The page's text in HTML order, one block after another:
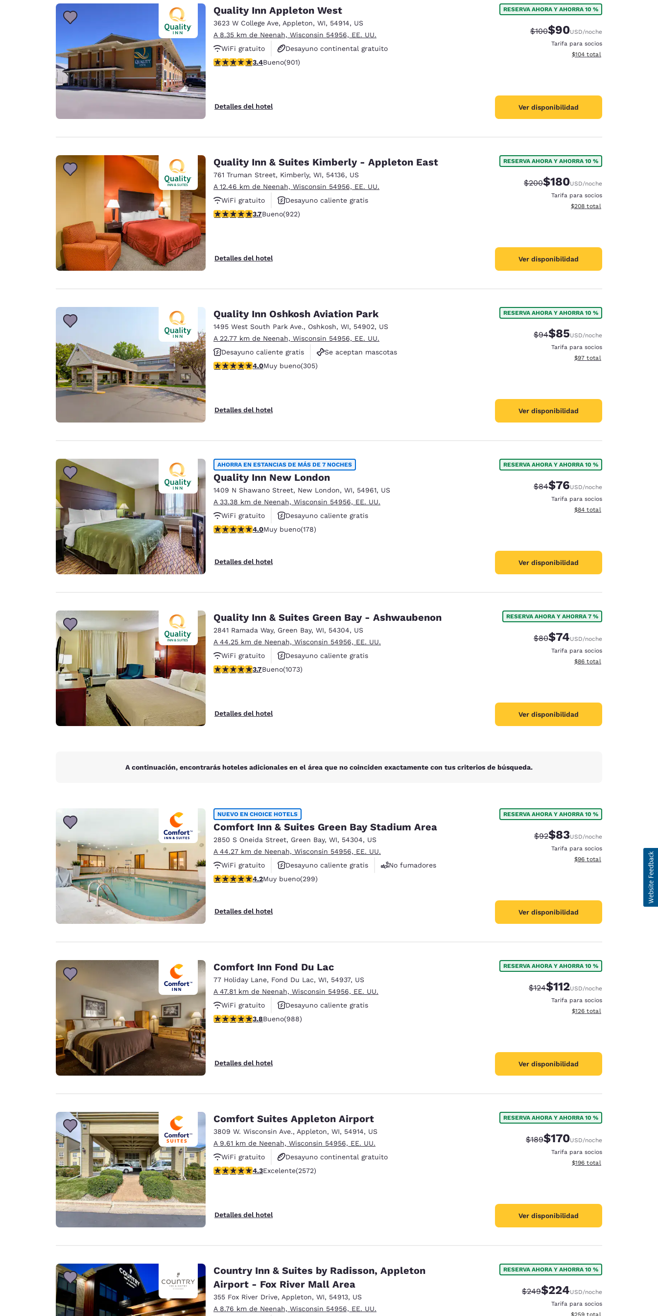
Español
Europa
Deutschland Germany
Spain
English
English
Asia-Pacífico
Australia
English
India
Quality Inn Appleton West
3623 W College Ave, Appleton, WI, 54914, US
A 8.35 km de Neenah, Wisconsin 54956, EE. UU.
WiFi gratuito
Desayuno continental gratuito
Se aceptan mascotas
calificación de 3.41 estrellas. Bueno. 901 reseñas
3.4Bueno(901)
Detalles del hotel
RESERVA AHORA Y AHORRA 10 %
Precio tachado:
$100Precio con descuento:
$90USD/noche
Tarifa para socios
Ver detalles del total
$104 total
Ver disponibilidad
Quality Inn & Suites Kimberly - Appleton East
761 Truman Street, Kimberly, WI, 54136, US
A 12.46 km de Neenah, Wisconsin 54956, EE. UU.
WiFi gratuito
Desayuno caliente gratis
Se aceptan mascotas
calificación de 3.74 estrellas. Bueno. 922 reseñas
3.7Bueno(922)
Detalles del hotel
RESERVA AHORA Y AHORRA 10 %
Precio tachado:
$200Precio con descuento:
$180USD/noche
Tarifa para socios
Ver detalles del total
$208 total
Ver disponibilidad
Quality Inn Oshkosh Aviation Park
1495 West South Park Ave., Oshkosh, WI, 54902, US
A 22.77 km de Neenah, Wisconsin 54956, EE. UU.
Desayuno caliente gratis
Se aceptan mascotas
No fumadores
calificación de 4.01 estrellas. Muy bueno. 305 reseñas
4.0Muy bueno(305)
Detalles del hotel
RESERVA AHORA Y AHORRA 10 %
Precio tachado:
$94Precio con descuento:
$85USD/noche
Tarifa para socios
Ver detalles del total
$97 total
Ver disponibilidad
AHORRA EN ESTANCIAS DE MÁS DE 7 NOCHES
Quality Inn New London
1409 N Shawano Street, New London, WI, 54961, US
A 33.38 km de Neenah, Wisconsin 54956, EE. UU.
WiFi gratuito
Desayuno caliente gratis
Se aceptan mascotas
calificación de 4.03 estrellas. Muy bueno. 178 reseñas
4.0Muy bueno(178)
Detalles del hotel
RESERVA AHORA Y AHORRA 10 %
Precio tachado:
$84Precio con descuento:
$76USD/noche
Tarifa para socios
Ver detalles del total
$84 total
Ver disponibilidad
Quality Inn & Suites Green Bay - Ashwaubenon
2841 Ramada Way, Green Bay, WI, 54304, US
A 44.25 km de Neenah, Wisconsin 54956, EE. UU.
WiFi gratuito
Desayuno caliente gratis
Se aceptan mascotas
calificación de 3.66 estrellas. Bueno. 1073 reseñas
3.7Bueno(1073)
Detalles del hotel
RESERVA AHORA Y AHORRA 7 %
Precio tachado:
$80Precio con descuento:
$74USD/noche
Tarifa para socios
Ver detalles del total
$86 total
Ver disponibilidad
A continuación, encontrarás hoteles adicionales en el área que no coinciden exactamente con tus criterios de búsqueda.
NUEVO EN CHOICE HOTELS
Comfort Inn & Suites Green Bay Stadium Area
2850 S Oneida Street, Green Bay, WI, 54304, US
A 44.27 km de Neenah, Wisconsin 54956, EE. UU.
WiFi gratuito
Desayuno caliente gratis
No fumadores
calificación de 4.19 estrellas. Muy bueno. 299 reseñas
4.2Muy bueno(299)
Detalles del hotel
RESERVA AHORA Y AHORRA 10 %
Precio tachado:
$92Precio con descuento:
$83USD/noche
Tarifa para socios
Ver detalles del total
$96 total
Ver disponibilidad
Comfort Inn Fond Du Lac
77 Holiday Lane, Fond Du Lac, WI, 54937, US
A 47.81 km de Neenah, Wisconsin 54956, EE. UU.
WiFi gratuito
Desayuno caliente gratis
Se aceptan mascotas
calificación de 3.79 estrellas. Bueno. 988 reseñas
3.8Bueno(988)
Detalles del hotel
RESERVA AHORA Y AHORRA 10 %
Precio tachado:
$124Precio con descuento:
$112USD/noche
Tarifa para socios
Ver detalles del total
$126 total
Ver disponibilidad
Comfort Suites Appleton Airport
3809 W. Wisconsin Ave., Appleton, WI, 54914, US
A 9.61 km de Neenah, Wisconsin 54956, EE. UU.
WiFi gratuito
Desayuno continental gratuito
Desayuno caliente gratis
calificación de 4.25 estrellas. Excelente. 2572 reseñas
4.3Excelente(2572)
Detalles del hotel
RESERVA AHORA Y AHORRA 10 %
Precio tachado:
$189Precio con descuento:
$170USD/noche
Tarifa para socios
Ver detalles del total
$196 total
Ver disponibilidad
Country Inn & Suites by Radisson, Appleton
Airport - Fox River Mall Area
355 Fox River Drive, Appleton, WI, 54913, US
A 8.76 km de Neenah, Wisconsin 54956, EE. UU.
RESERVA AHORA Y AHORRA 10 %
Precio tachado:
$249Precio con descuento:
$224USD/noche
Tarifa para socios
Ver detalles del total
$259 total